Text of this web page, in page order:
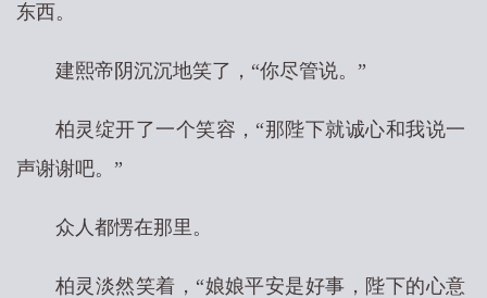
东西。
建熙帝阴沉沉地笑了，“你尽管说。”
柏灵绽开了一个笑容，“那陛下就诚心和我说一
声谢谢吧。”
众人都愣在那里。
柏灵淡然笑着，“娘娘平安是好事，陛下的心意